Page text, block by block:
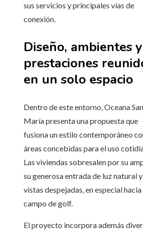
sus servicios y principales vías de
conexión.
Diseño, ambientes y
prestaciones
en un solo espacio
Dentro de este entorno, Oceana
María presenta una propuesta que
fusiona un estilo contemporáneo
áreas concebidas para el uso
Las viviendas sobresalen por su
su generosa entrada de luz natural y
vistas despejadas, en especial hacia
campo de golf.
El proyecto incorpora además